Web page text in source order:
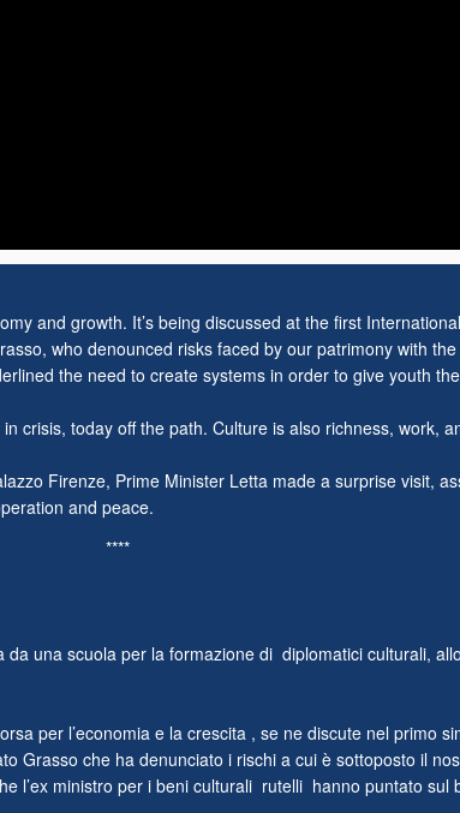
and growth. It’s being discussed at the first
who denounced risks faced by our patrimony with
the need to create systems in order to give youth
in crisis, today off the path. Culture is also richness, work,
Firenze, Prime Minister Letta made a surprise visit,
and peace.
****
una scuola per la formazione di diplomatici culturali,
per l’economia e la crescita , se ne discute nel primo
Grasso che ha denunciato i rischi a cui è sottoposto il
l’ex ministro per i beni culturali rutelli hanno puntato sul